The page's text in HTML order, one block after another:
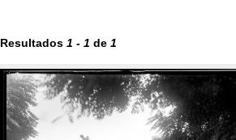
Resultados 1 - 1 de 1